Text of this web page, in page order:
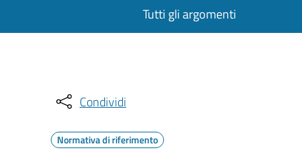
Tutti gli argomenti
Condividi
Normativa di riferimento